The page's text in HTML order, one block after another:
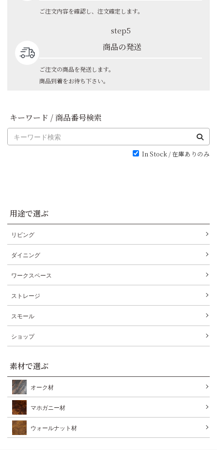
ご注文内容を確認し、注文確定します。
step5
商品の発送
ご注文の商品を発送します。
商品到着をお待ち下さい。
キーワード / 商品番号検索
In Stock / 在庫ありのみ
用途で選ぶ
リビング
ダイニング
ワークスペース
ストレージ
スモール
ショップ
素材で選ぶ
オーク材
マホガニー材
ウォールナット材